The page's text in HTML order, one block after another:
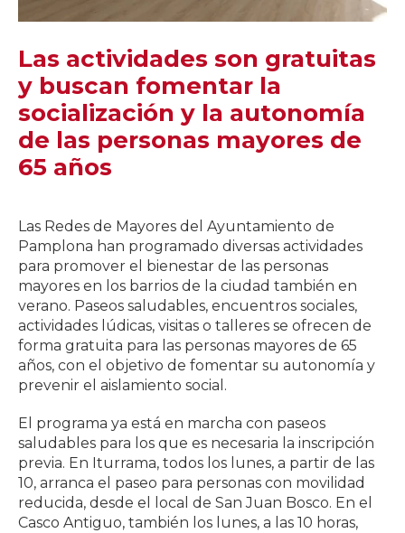
Las actividades son gratuitas
y buscan fomentar la
socialización y la autonomía
de las personas mayores de
65 años
Las Redes de Mayores del Ayuntamiento de
Pamplona han programado diversas actividades
para promover el bienestar de las personas
mayores en los barrios de la ciudad también en
verano. Paseos saludables, encuentros sociales,
actividades lúdicas, visitas o talleres se ofrecen de
forma gratuita para las personas mayores de 65
años, con el objetivo de fomentar su autonomía y
prevenir el aislamiento social.
El programa ya está en marcha con paseos
saludables para los que es necesaria la inscripción
previa. En Iturrama, todos los lunes, a partir de las
10, arranca el paseo para personas con movilidad
reducida, desde el local de San Juan Bosco. En el
Casco Antiguo, también los lunes, a las 10 horas,